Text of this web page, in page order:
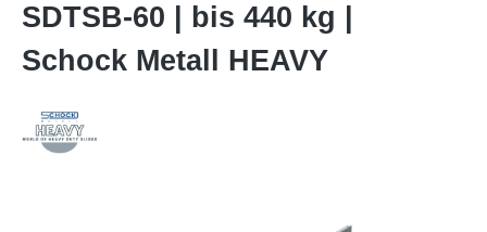
SDTSB-60 | bis 440 kg |
Schock Metall HEAVY